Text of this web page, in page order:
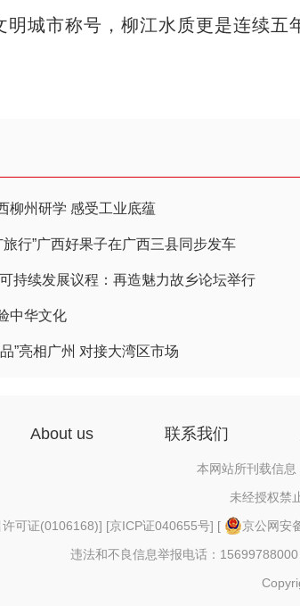
城市称号，柳江水质更是连续五
柳州研学 感受工业底蕴
行”广西好果子在广西三县同步发车
持续发展议程：再造魅力故乡论坛举行
中华文化
”亮相广州 对接大湾区市场
About us 联系我们
本网站所刊载信息
未经授权禁
可证(0106168)] [京ICP证040655号] [ 京公网安
违法和不良信息举报电话：